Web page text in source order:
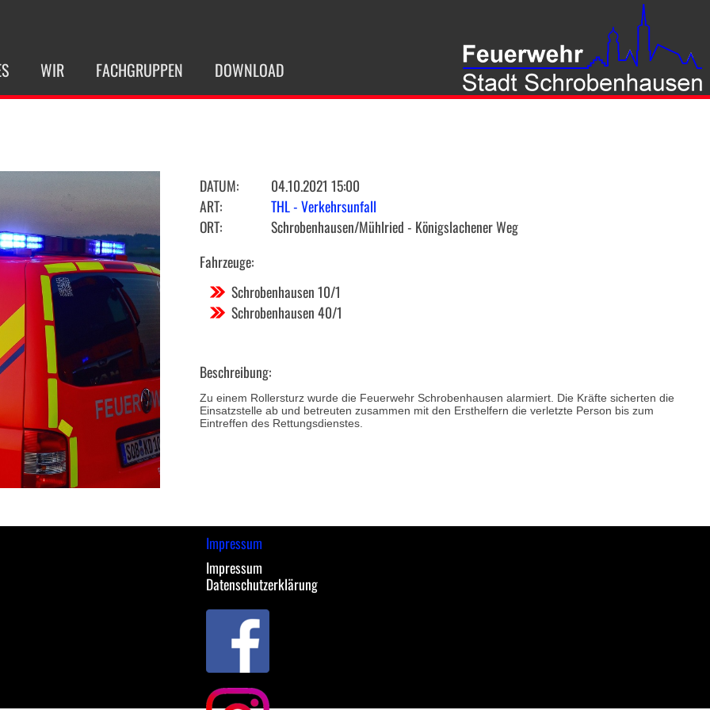
WIR FACHGRUPPEN DOWNLOAD
DATUM:
04.10.2021 15:00
ART:
THL - Verkehrsunfall
ORT:
Schrobenhausen/Mühlried - Königslachener Weg
Fahrzeuge:
Schrobenhausen 10/1
Schrobenhausen 40/1
Beschreibung:
Zu einem Rollersturz wurde die Feuerwehr Schrobenhausen alarmiert. Die Kräfte sicherten die
Einsatzstelle ab und betreuten zusammen mit den Ersthelfern die verletzte Person bis zum
Eintreffen des Rettungsdienstes.
Impressum
Impressum
Datenschutzerklärung